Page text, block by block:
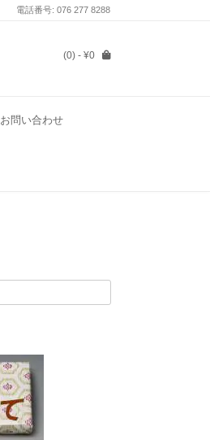
電話番号: 076 277 8288
(0) - ¥0
お問い合わせ